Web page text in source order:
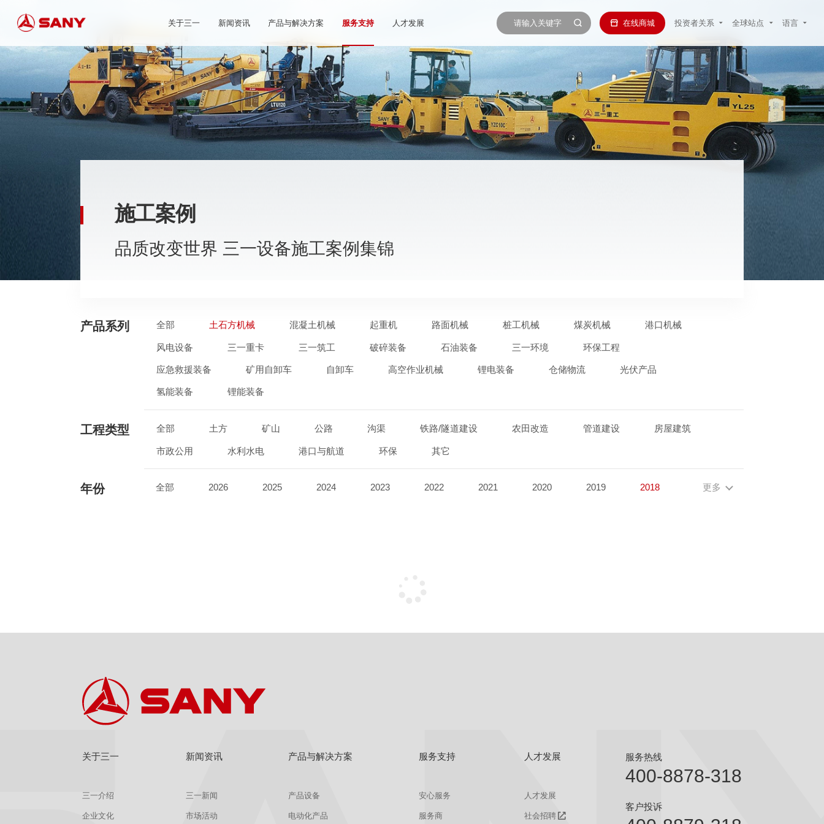
关于三一 新闻资讯 产品与解决方案 服务支持 人才发展 在线商城 投资者关系 全球站点 语言
施工案例
品质改变世界 三一设备施工案例集锦
产品系列 全部 土石方机械 混凝土机械 起重机 路面机械 桩工机械 煤炭机械 港口机械
风电设备 三一重卡 三一筑工 破碎装备 石油装备 三一环境 环保工程
应急救援装备 矿用自卸车 自卸车 高空作业机械 锂电装备 仓储物流 光伏产品
氢能装备 锂能装备
工程类型 全部 土方 矿山 公路 沟渠 铁路/隧道建设 农田改造 管道建设 房屋建筑
市政公用 水利水电 港口与航道 环保 其它
年份 全部 2026 2025 2024 2023 2022 2021 2020 2019 2018 更多
关于三一
三一介绍
企业文化
新闻资讯
三一新闻
市场活动
产品与解决方案
产品设备
电动化产品
服务支持
安心服务
服务商
人才发展
人才发展
社会招聘
服务热线
400-8878-318
客户投诉